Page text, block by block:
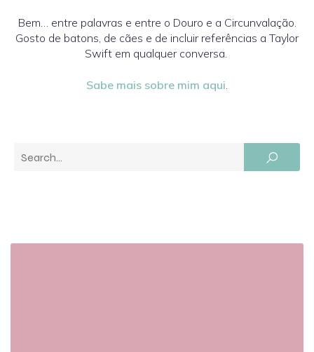
Bem… entre palavras e entre o Douro e a Circunvalação.
Gosto de batons, de cães e de incluir referências a Taylor
Swift em qualquer conversa.
Sabe mais sobre mim aqui.